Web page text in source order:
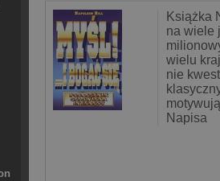
Książka
na wiele
wielu
nie
Napisa